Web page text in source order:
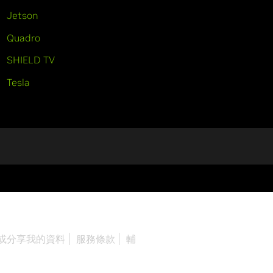
Jetson
Quadro
SHIELD TV
Tesla
分享我的資料 服務條款
輔